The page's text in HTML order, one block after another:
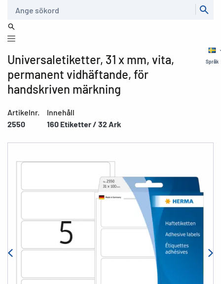
Språk
Universaletiketter, 31 x mm, vita,
permanent vidhäftande, för
handskriven märkning
Artikelnr.
2550
Innehåll
160 Etiketter / 32 Ark